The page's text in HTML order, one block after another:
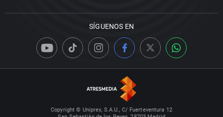
SÍGUENOS EN
Copyright © Uniprex, S.A.U., C/ Fuerteventura 12